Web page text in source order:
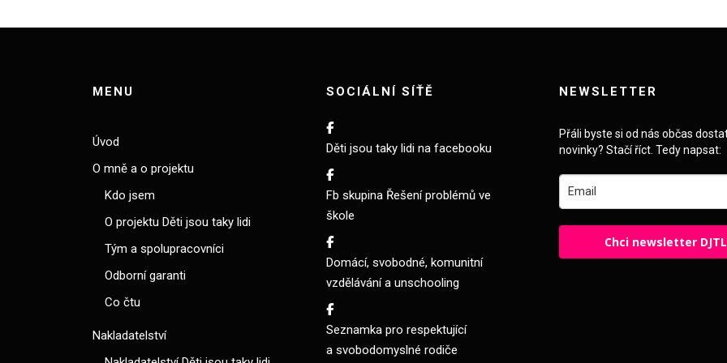
MENU
Úvod
O mně a o projektu
Kdo jsem
O projektu Děti jsou taky lidi
Tým a spolupracovníci
Odborní garanti
Co čtu
Nakladatelství
SOCIÁLNÍ SÍŤĚ
Děti jsou taky lidi na facebooku
Fb skupina Řešení problémů ve
škole
Domácí, svobodné, komunitní
vzdělávání a unschooling
Seznamka pro respektující
a svobodomyslné rodiče
NEWSLETTER
Přáli byste si od nás občas
novinky? Stačí říct. Tedy napsat:
Chci newsletter DJTL